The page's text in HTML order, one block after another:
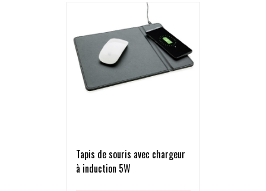
Tapis de souris avec chargeur
à induction 5W